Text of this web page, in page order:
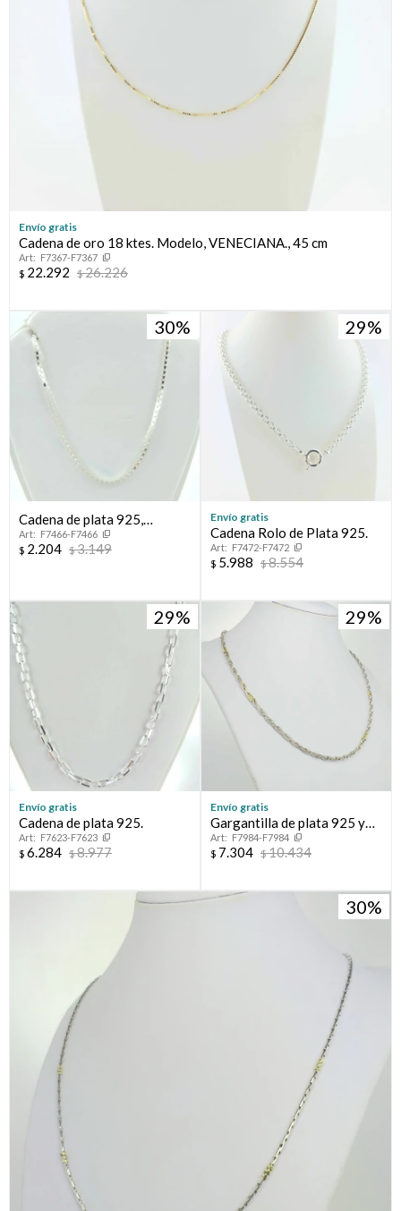
Envío gratis
Cadena de oro 18 ktes. Modelo, VENECIANA., 45 cm
F7367-F7367
$ 22.292 $26.226
30
Cadena de plata 925,
VENECIANA.
F7466-F7466
$ 2.204 $3.149
29
Envío gratis
Cadena Rolo de Plata 925.
F7472-F7472
$ 5.988 $8.554
29
Envío gratis
Cadena de plata 925.
F7623-F7623
$ 6.284 $8.977
29
Envío gratis
Gargantilla de plata 925 y
double en oro 18 ktes.
F7984-F7984
$ 7.304 $10.434
30